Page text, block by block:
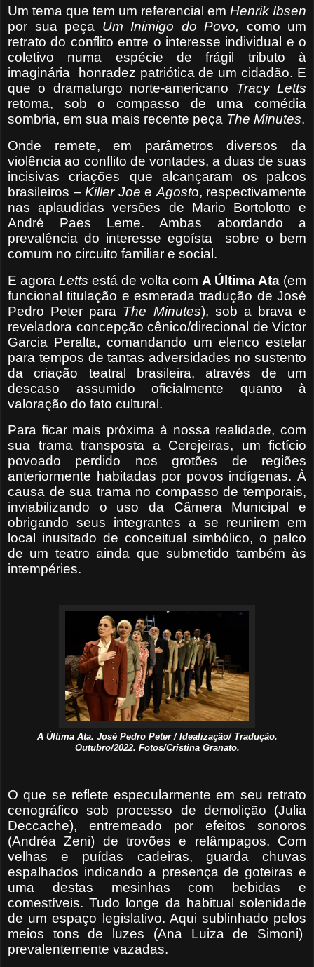
Um tema que tem um referencial em Henrik Ibsen
por sua peça Um Inimigo do Povo, como um
retrato do conflito entre o interesse individual e o
coletivo numa espécie de frágil tributo à
imaginária
honradez patriótica de um cidadão. E
que o dramaturgo norte-americano Tracy Letts
retoma, sob o compasso de uma comédia
sombria, em sua mais recente peça The Minutes.
Onde remete, em parâmetros diversos da
violência ao conflito de vontades, a duas de suas
incisivas criações que alcançaram os palcos
brasileiros – Killer Joe e Agosto, respectivamente
nas aplaudidas versões de Mario Bortolotto e
André Paes Leme. Ambas abordando a
prevalência do interesse egoísta
sobre o bem
comum no circuito familiar e social.
E agora Letts está de volta com A Última Ata (em
funcional titulação e esmerada tradução de José
Pedro Peter para The Minutes), sob a brava e
reveladora concepção cênico/direcional de Victor
Garcia Peralta, comandando um elenco estelar
para tempos de tantas adversidades no sustento
da criação teatral brasileira, através de um
descaso assumido oficialmente quanto à
valoração do fato cultural.
Para ficar mais próxima à nossa realidade, com
sua trama transposta a Cerejeiras, um fictício
povoado perdido nos grotões de regiões
anteriormente habitadas por povos indígenas. À
causa de sua trama no compasso de temporais,
inviabilizando o uso da Câmera Municipal e
obrigando seus integrantes a se reunirem em
local inusitado de conceitual simbólico, o palco
de um teatro ainda que submetido também às
intempéries.
A Última Ata. José Pedro Peter / Idealização/ Tradução.
Outubro/2022. Fotos/Cristina Granato.
O que se reflete especularmente em seu retrato
cenográfico sob processo de demolição (Julia
Deccache), entremeado por efeitos sonoros
(Andréa Zeni) de trovões e relâmpagos. Com
velhas e puídas cadeiras, guarda chuvas
espalhados indicando a presença de goteiras e
uma destas mesinhas com bebidas e
comestíveis. Tudo longe da habitual solenidade
de um espaço legislativo. Aqui sublinhado pelos
meios tons de luzes (Ana Luiza de Simoni)
prevalentemente vazadas.